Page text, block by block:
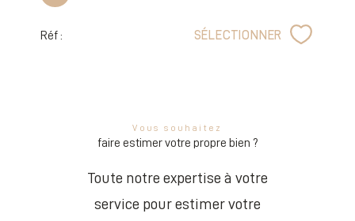
Réf : SÉLECTIONNER
Vous souhaitez
faire estimer votre propre bien ?
Toute notre expertise à votre
service pour estimer votre